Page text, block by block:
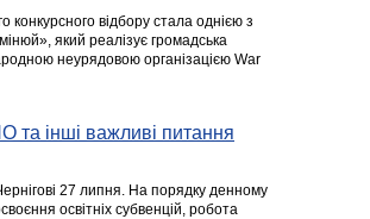
конкурсного відбору стала однією з
який реалізує громадська
неурядовою організацією War
та інші важливі питання
27 липня. На порядку денному
освітніх субвенцій, робота